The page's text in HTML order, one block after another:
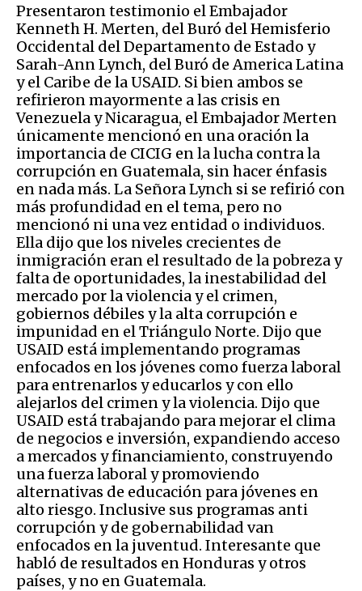
Presentaron testimonio el Embajador
Kenneth H. Merten, del Buró del Hemisferio
Occidental del Departamento de Estado y
Sarah-Ann Lynch, del Buró de America Latina
y el Caribe de la USAID. Si bien ambos se
refirieron mayormente a las crisis en
Venezuela y Nicaragua, el Embajador Merten
únicamente mencionó en una oración la
importancia de CICIG en la lucha contra la
corrupción en Guatemala, sin hacer énfasis
en nada más. La Señora Lynch si se refirió con
más profundidad en el tema, pero no
mencionó ni una vez entidad o individuos.
Ella dijo que los niveles crecientes de
inmigración eran el resultado de la pobreza y
falta de oportunidades, la inestabilidad del
mercado por la violencia y el crimen,
gobiernos débiles y la alta corrupción e
impunidad en el Triángulo Norte. Dijo que
USAID está implementando programas
enfocados en los jóvenes como fuerza laboral
para entrenarlos y educarlos y con ello
alejarlos del crimen y la violencia. Dijo que
USAID está trabajando para mejorar el clima
de negocios e inversión, expandiendo acceso
a mercados y financiamiento, construyendo
una fuerza laboral y promoviendo
alternativas de educación para jóvenes en
alto riesgo. Inclusive sus programas anti
corrupción y de gobernabilidad van
enfocados en la juventud. Interesante que
habló de resultados en Honduras y otros
países, y no en Guatemala.